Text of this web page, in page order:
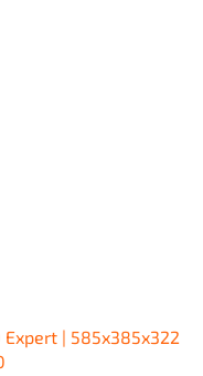
Expert | 585x385x322